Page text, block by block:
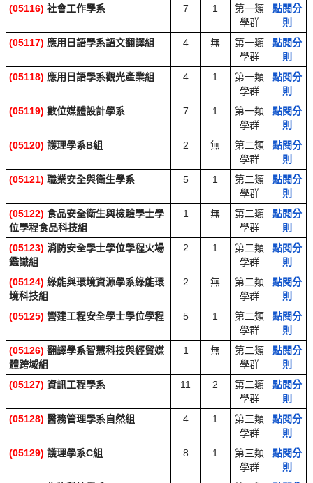
(05116)社會工作學系 7 1
第一類
學群
點閱分
則
(05117) 應用日語學系語文翻譯組 4 無
第一類
學群
點閱分
則
(05118) 應用日語學系觀光產業組 4 1
第一類
學群
點閱分
則
(05119)數位媒體設計學系 7 1
第一類
學群
點閱分
則
(05120)護理學系B組 2 無
第二類
學群
點閱分
則
(05121)職業安全與衛生學系 5 1
第二類
學群
點閱分
則
(05122)食品安全衛生與檢驗學士學
位學程食品科技組
1 無
第二類
學群
點閱分
則
(05123)消防安全學士學位學程火場
鑑識組
2 1
第二類
學群
點閱分
則
(05124)綠能與環境資源學系綠能環
境科技組
2 無
第二類
學群
點閱分
則
(05125)營建工程安全學士學位學程 5 1
第二類
學群
點閱分
則
(05126)翻譯學系智慧科技與經貿媒
體跨域組
1 無
第二類
學群
點閱分
則
(05127)資訊工程學系 11 2
第二類
學群
點閱分
則
(05128)醫務管理學系自然組 4 1
第三類
學群
點閱分
則
(05129)護理學系C組 8 1
第三類
學群
點閱分
則